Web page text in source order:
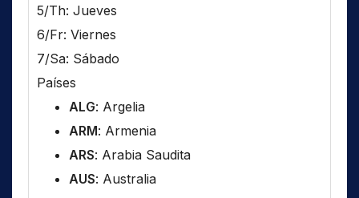
5/Th: Jueves
6/Fr: Viernes
7/Sa: Sábado
Países
ALG: Argelia
ARM: Armenia
ARS: Arabia Saudita
AUS: Australia